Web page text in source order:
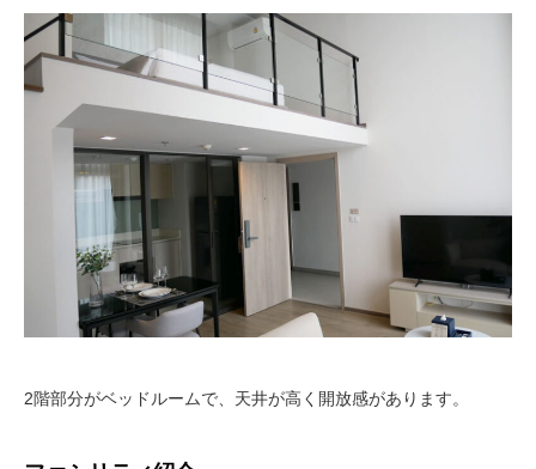
2階部分がベッドルームで、天井が高く開放感があります。